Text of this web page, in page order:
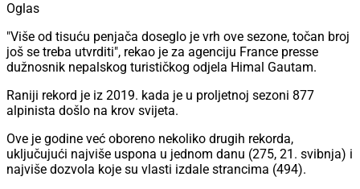
Oglas
"Više od tisuću penjača doseglo je vrh ove sezone, točan broj
još se treba utvrditi", rekao je za agenciju France presse
dužnosnik nepalskog turističkog odjela Himal Gautam.
Raniji rekord je iz 2019. kada je u proljetnoj sezoni 877
alpinista došlo na krov svijeta.
Ove je godine već oboreno nekoliko drugih rekorda,
uključujući najviše uspona u jednom danu (275, 21. svibnja) i
najviše dozvola koje su vlasti izdale strancima (494).